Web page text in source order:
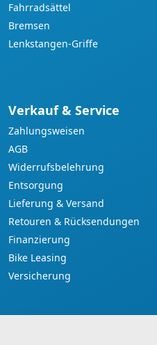
Fahrradsättel
Bremsen
Lenkstangen-Griffe
Verkauf & Service
Zahlungsweisen
AGB
Widerrufsbelehrung
Entsorgung
Lieferung & Versand
Retouren & Rücksendungen
Finanzierung
Bike Leasing
Versicherung